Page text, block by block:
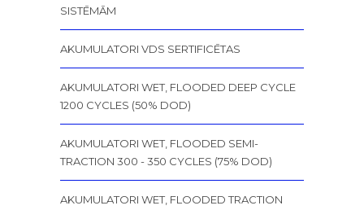
SISTĒMĀM
AKUMULATORI VDS SERTIFICĒTAS
AKUMULATORI WET, FLOODED DEEP CYCLE
1200 CYCLES (50% DOD)
AKUMULATORI WET, FLOODED SEMI-
TRACTION 300 - 350 CYCLES (75% DOD)
AKUMULATORI WET, FLOODED TRACTION